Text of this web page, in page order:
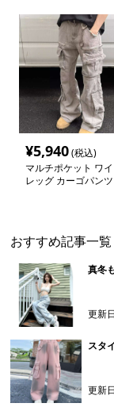
¥5,940(税込)
マルチポケット ワ
レッグ カーゴパンツ
おすすめ記事一覧
真冬
更新
スタ
更新